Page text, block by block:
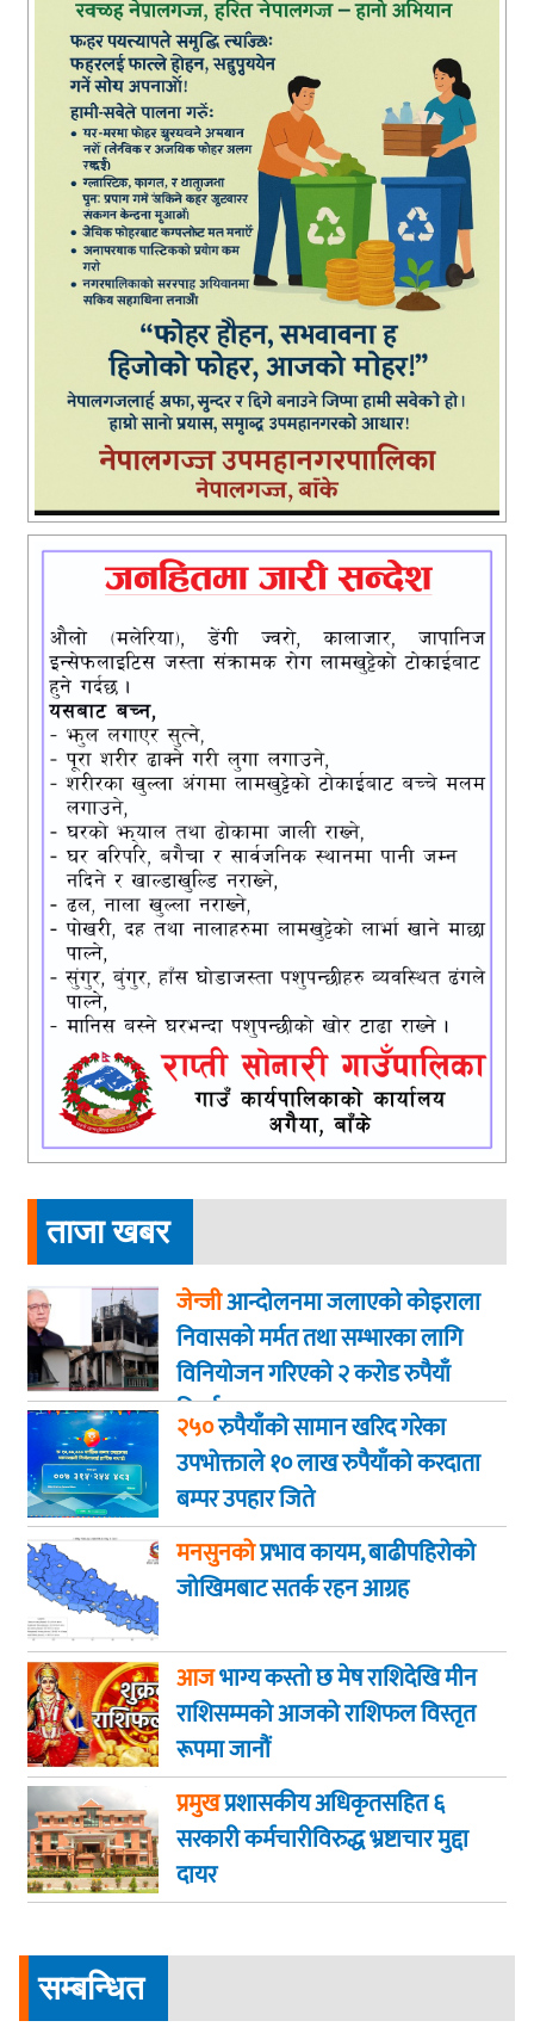
ताजा खबर
जेन्जीआन्दोलनमा जलाएकाे कोइराला
निवासको मर्मत तथा सम्भारका लागि
विनियोजन गरिएको २ करोड रुपैयाँ
फिर्ता
२५०रुपैयाँको सामान खरिद गरेका
उपभोक्ताले १० लाख रुपैयाँको करदाता
बम्पर उपहार जिते
मनसुनकोप्रभाव कायम, बाढीपहिरोको
जोखिमबाट सतर्क रहन आग्रह
आजभाग्य कस्ताे छ मेष राशिदेखि मीन
राशिसम्मको आजको राशिफल विस्तृत
रूपमा जानौं
प्रमुखप्रशासकीय अधिकृतसहित ६
सरकारी कर्मचारीविरुद्ध भ्रष्टाचार मुद्दा
दायर
सम्बन्धित